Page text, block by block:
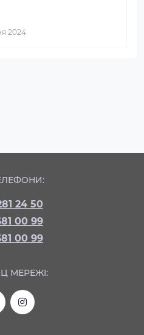
2024
24 50
00 99
00 99
МЕРЕЖІ: